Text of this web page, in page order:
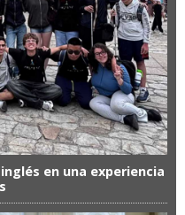
inglés en una experiencia